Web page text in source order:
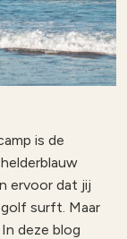
is de
ervoor dat jij
surft. Maar
deze blog